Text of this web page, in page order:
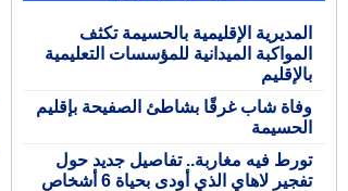
المديرية الإقليمية بالحسيمة تكثف
المواكبة الميدانية للمؤسسات التعليمية
بالإقليم
وفاة شاب غرقًا بشاطئ الصفيحة بإقليم
الحسيمة
تورط فيه مغاربة.. تفاصيل جديد حول
تفجير لاهاي الذي أودى بحياة 6 أشخاص